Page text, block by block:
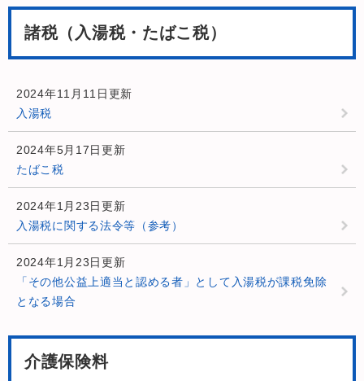
諸税（入湯税・たばこ税）
2024年11月11日更新
入湯税
2024年5月17日更新
たばこ税
2024年1月23日更新
入湯税に関する法令等（参考）
2024年1月23日更新
「その他公益上適当と認める者」として入湯税が課税免除
となる場合
介護保険料